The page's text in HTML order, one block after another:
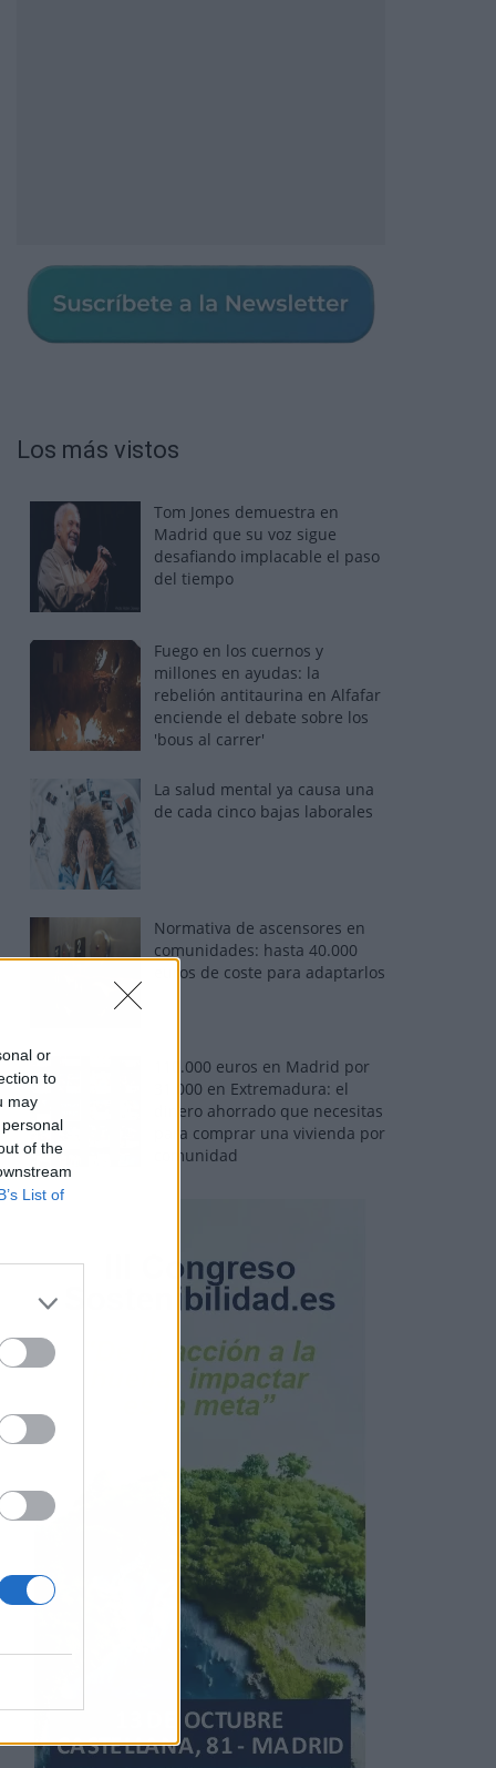
or
to
may
of the
List of
Los más vistos
Tom Jones demuestra en
Madrid que su voz sigue
desafiando implacable el paso
del tiempo
Fuego en los cuernos y
millones en ayudas: la
rebelión antitaurina en Alfafar
enciende el debate sobre los
'bous al carrer'
La salud mental ya causa una
de cada cinco bajas laborales
Normativa de ascensores en
comunidades: hasta 40.000
euros de coste para adaptarlos
110.000 euros en Madrid por
31.000 en Extremadura: el
dinero ahorrado que necesitas
para comprar una vivienda por
comunidad